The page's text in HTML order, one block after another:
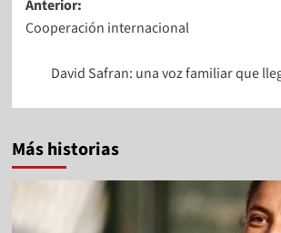
Anterior:
Cooperación internacional
David Safran: una voz familiar que
Más historias